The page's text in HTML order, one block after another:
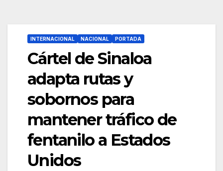
INTERNACIONAL NACIONAL PORTADA
Cártel de Sinaloa
adapta rutas y
sobornos para
mantener tráfico de
fentanilo a Estados
Unidos